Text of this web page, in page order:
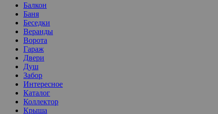
Балкон
Баня
Беседки
Веранды
Ворота
Гараж
Двери
Душ
Забор
Интересное
Каталог
Коллектор
Крыша